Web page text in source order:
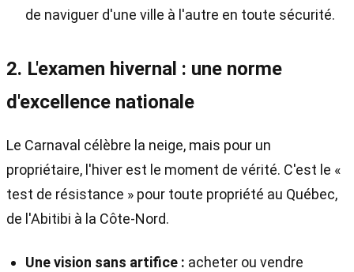
de naviguer d'une ville à l'autre en toute sécurité.
2. L'examen hivernal : une norme
d'excellence nationale
Le Carnaval célèbre la neige, mais pour un
propriétaire, l'hiver est le moment de vérité. C'est le «
test de résistance » pour toute propriété au Québec,
de l'Abitibi à la Côte-Nord.
Une vision sans artifice : acheter ou vendre